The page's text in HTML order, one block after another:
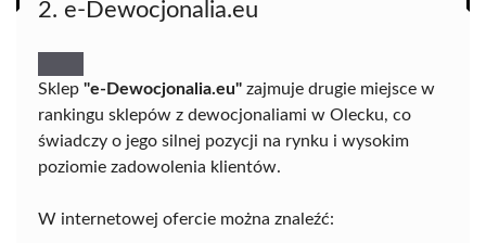
2. e-Dewocjonalia.eu
Sklep "e-Dewocjonalia.eu" zajmuje drugie miejsce w
rankingu sklepów z dewocjonaliami w Olecku, co
świadczy o jego silnej pozycji na rynku i wysokim
poziomie zadowolenia klientów.
W internetowej ofercie można znaleźć: